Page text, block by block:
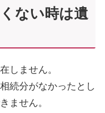
ない時は遺
しません。
続分がなかったとし
ません。